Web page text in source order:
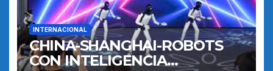
INTERNACIONAL
CHINA-SHANGHAI-ROBOTS
CON INTELIGENCIA